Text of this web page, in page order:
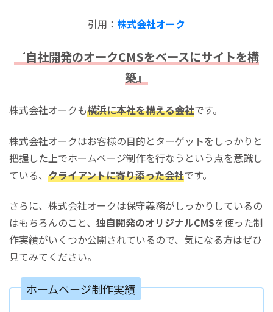
引用： 株式会社オーク
『自社開発のオークCMSをベースにサイトを構
築』
株式会社オークも横浜に本社を構える会社です。
株式会社オークはお客様の目的とターゲットをしっかりと
把握した上でホームページ制作を行なうという点を意識し
ている、 クライアントに寄り添った会社です。
さらに、株式会社オークは保守義務がしっかりしているの
はもちろんのこと、 独自開発のオリジナルCMSを使った制
作実績がいくつか公開されているので、気になる方はぜひ
見てみてください。
ホームページ制作実績